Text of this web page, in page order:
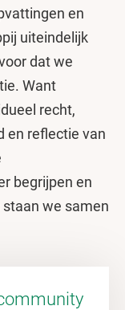
en
uiteindelijk
dat we
Want
recht,
en reflectie van
begrijpen en
we samen